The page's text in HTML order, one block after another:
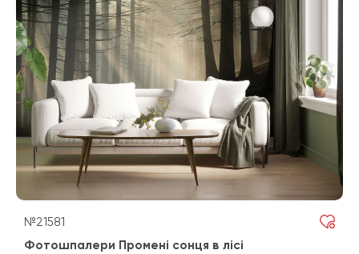
№21581
Фотошпалери Промені сонця в лісі